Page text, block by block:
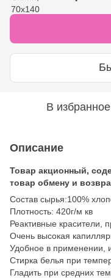
В избранное
Описание
Товар акционный,
товар обмену и
Состав сырья:100%
Плотность: 420г/м кв
Реактивные красители,
Очень высокая
Удобное в применении,
Стирка белья при
Гладить при средних